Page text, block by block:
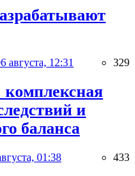
августа, 12:31 329
комплексная
и
баланса
01:38 433